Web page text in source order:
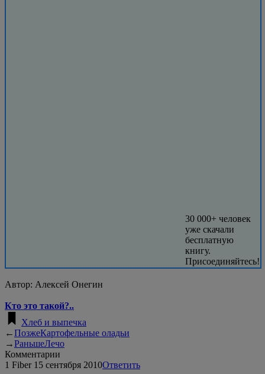
30 000+ человек
уже скачали
бесплатную
книгу.
Присоединяйтесь!
Автор: Алексей Онегин
Кто это такой?..
Хлеб и выпечка
←ПозжеКартофельные оладьи
→РаньшеЛечо
Комментарии
1 Fiber 15 сентября 2010Ответить